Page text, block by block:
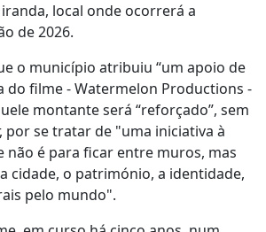
local onde ocorrerá a
de 2026.
o município atribuiu “um apoio de
do filme - Watermelon Productions -
montante será “reforçado”, sem
por se tratar de "uma iniciativa à
não é para ficar entre muros, mas
cidade, o património, a identidade,
pelo mundo".